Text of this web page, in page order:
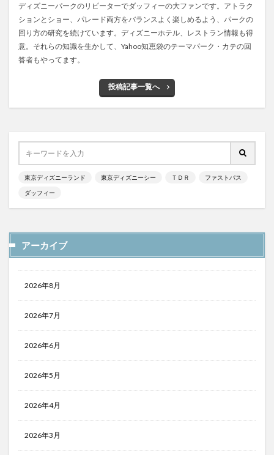
ディズニーパークのリピーターでダッフィーの大ファンです。アトラク
ションとショー、パレード両方をバランスよく楽しめるよう、パークの
回り方の研究を続けています。ディズニーホテル、レストラン情報も得
意。それらの知識を生かして、Yahoo知恵袋のテーマパーク・カテの回
答者もやってます。
投稿記事一覧へ
東京ディズニーランド 東京ディズニーシー ＴＤＲ ファストパス
ダッフィー
アーカイブ
2026年8月
2026年7月
2026年6月
2026年5月
2026年4月
2026年3月